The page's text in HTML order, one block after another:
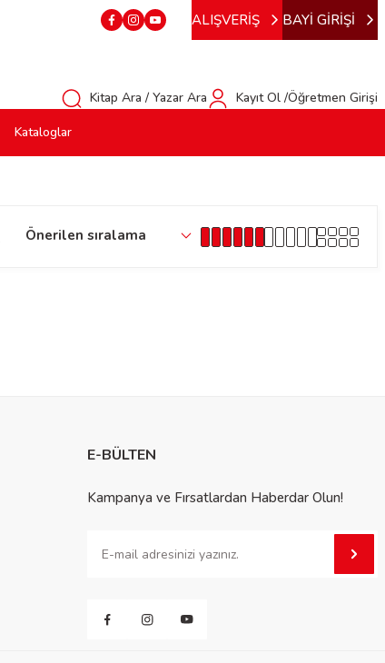
ALIŞVERİŞ BAYİ GİRİŞİ
Kitap Ara / Yazar Ara
Kayıt Ol /Öğretmen Girişi
Kataloglar
E-BÜLTEN
Kampanya ve Fırsatlardan Haberdar Olun!